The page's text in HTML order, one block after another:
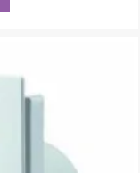
product
variants.
The